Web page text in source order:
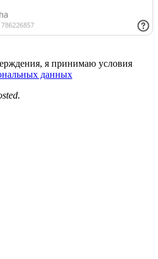
я принимаю условия
данных